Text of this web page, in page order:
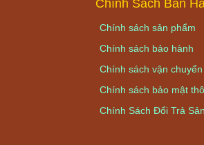
Chính Sách Bán
Chính sách sản phẩm
Chính sách bảo hành
Chính sách vận chuyển
Chính sách bảo mật
Chính Sách Đổi Trả